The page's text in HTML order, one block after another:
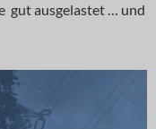
gut ausgelastet … und